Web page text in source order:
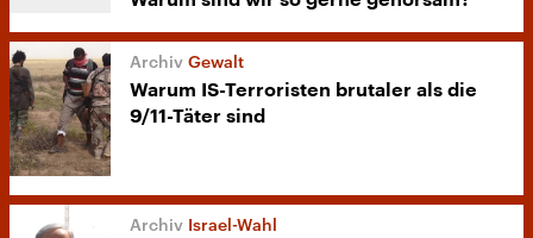
Gewalt
Warum IS-Terroristen brutaler als die
9/11-Täter sind
Israel-Wahl